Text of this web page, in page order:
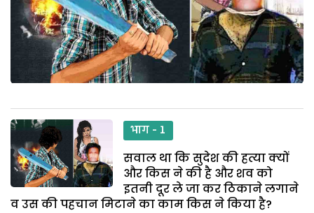
भाग - 1
सवाल था कि सुदेश की हत्या क्यों
और किस ने की है और शव को
इतनी दूर ले जा कर ठिकाने लगाने
व उस की पहचान मिटाने का काम किस ने किया है?